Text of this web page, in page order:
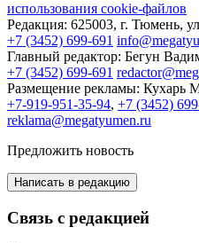
использования cookie-файлов
Редакция: 625003, г. Тюмень,
+7 (3452) 699-691
Главный редактор: Бегун
+7 (3452) 699-691
Размещение рекламы: Кухарь
+7-919-951-35-94, +7 (3452)
reklama@megatyumen.ru
Предложить новость
Написать в редакцию
Связь с редакцией